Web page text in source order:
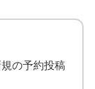
の予約投稿